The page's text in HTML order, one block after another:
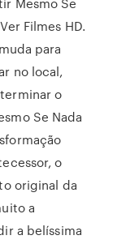
Filmes HD.
para
no local,
o
Se Nada
o
original da
a
a belíssima